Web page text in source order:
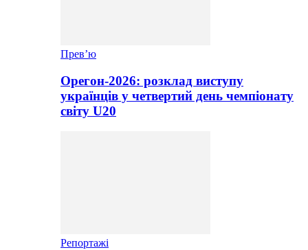
Прев’ю
Орегон-2026: розклад виступу
українців у четвертий день чемпіонату
світу U20
Репортажі